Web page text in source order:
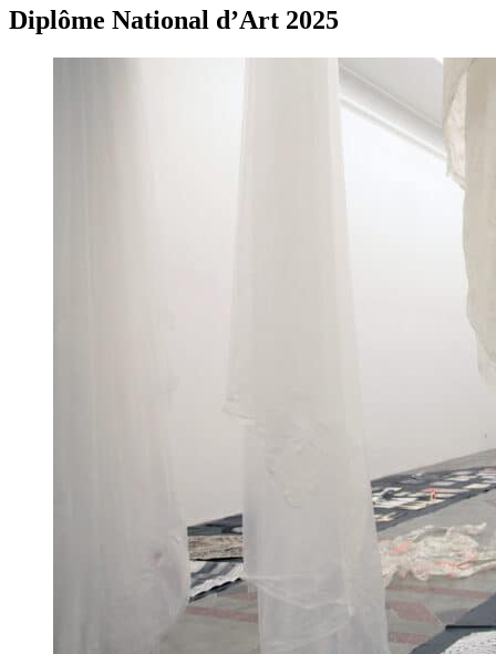
Diplôme National d’Art 2025